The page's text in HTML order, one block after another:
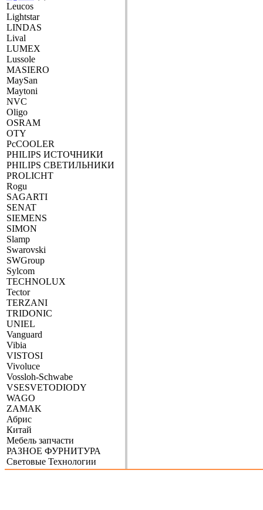
Leucos
Lightstar
LINDAS
Lival
LUMEX
Lussole
MASIERO
MaySan
Maytoni
NVC
Oligo
OSRAM
OTY
PcCOOLER
PHILIPS ИСТОЧНИКИ
PHILIPS СВЕТИЛЬНИКИ
PROLICHT
Rogu
SAGARTI
SENAT
SIEMENS
SIMON
Slamp
Swarovski
SWGroup
Sylcom
TECHNOLUX
Tector
TERZANI
TRIDONIC
UNIEL
Vanguard
Vibia
VISTOSI
Vivoluce
Vossloh-Schwabe
VSESVETODIODY
WAGO
ZAMAK
Абрис
Китай
Мебель запчасти
РАЗНОЕ ФУРНИТУРА
Световые Технологии